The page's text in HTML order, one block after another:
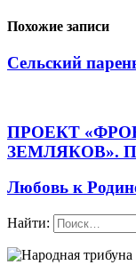
Похожие записи
Сельский
ПРОЕКТ
ЗЕМЛЯКОВ».
Любовь к
Найти: